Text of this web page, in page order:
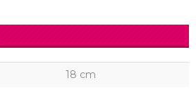
18 cm